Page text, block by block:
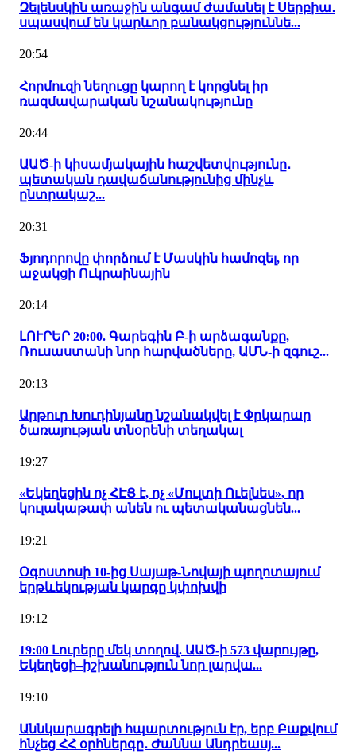
Զելենսկին առաջին անգամ ժամանել է Սերբիա․
սպասվում են կարևոր բանակցություննե...
20:54
Հորմուզի նեղուցը կարող է կորցնել իր
ռազմավարական նշանակությունը
20:44
ԱԱԾ-ի կիսամյակային հաշվետվությունը․
պետական դավաճանությունից մինչև
ընտրակաշ...
20:31
Ֆյոդորովը փորձում է Մասկին համոզել, որ
աջակցի Ուկրաինային
20:14
ԼՈՒՐԵՐ 20:00. Գարեգին Բ-ի արձագանքը,
Ռուսաստանի նոր հարվածները, ԱՄՆ-ի զգուշ...
20:13
Արթուր Խուդինյանը նշանակվել է Փրկարար
ծառայության տնօրենի տեղակալ
19:27
«Եկեղեցին ոչ ՀԷՑ է, ոչ «Մուլտի Ուելնես», որ
կուլակաթափ անեն ու պետականացնեն...
19:21
Օգոստոսի 10-ից Սայաթ-Նովայի պողոտայում
երթևեկության կարգը կփոխվի
19:12
19:00 Լուրերը մեկ տողով. ԱԱԾ-ի 573 վարույթը,
Եկեղեցի–իշխանություն նոր լարվա...
19:10
Աննկարագրելի հպարտություն էր, երբ Բաքվում
հնչեց ՀՀ օրհներգը․ Ժաննա Անդրեասյ...